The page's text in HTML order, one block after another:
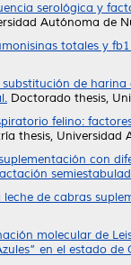
serológica y
Autónoma de
totales y
substitución de
Doctorado thesis,
felino:
thesis, Universidad
con
leche de cabras
molecular de
en el estado de